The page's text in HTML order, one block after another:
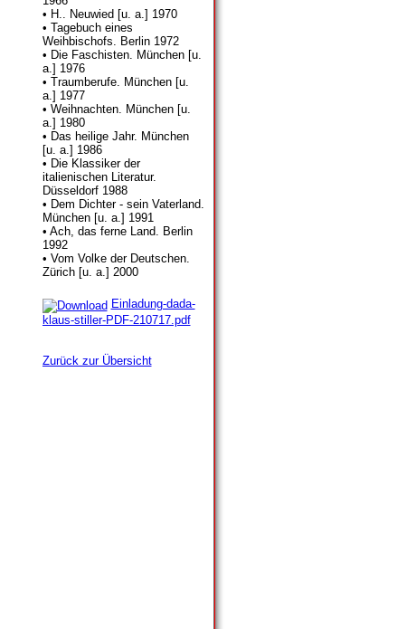
• H.. Neuwied [u. a.] 1970
• Tagebuch eines
Weihbischofs. Berlin 1972
• Die Faschisten. München [u.
a.] 1976
• Traumberufe. München [u.
a.] 1977
• Weihnachten. München [u.
a.] 1980
• Das heilige Jahr. München
[u. a.] 1986
• Die Klassiker der
italienischen Literatur.
Düsseldorf 1988
• Dem Dichter - sein Vaterland.
München [u. a.] 1991
• Ach, das ferne Land. Berlin
1992
• Vom Volke der Deutschen.
Zürich [u. a.] 2000
Einladung-dada-
klaus-stiller-PDF-210717.pdf
Zurück zur Übersicht